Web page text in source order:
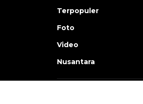
Terpopuler
Foto
Video
Nusantara